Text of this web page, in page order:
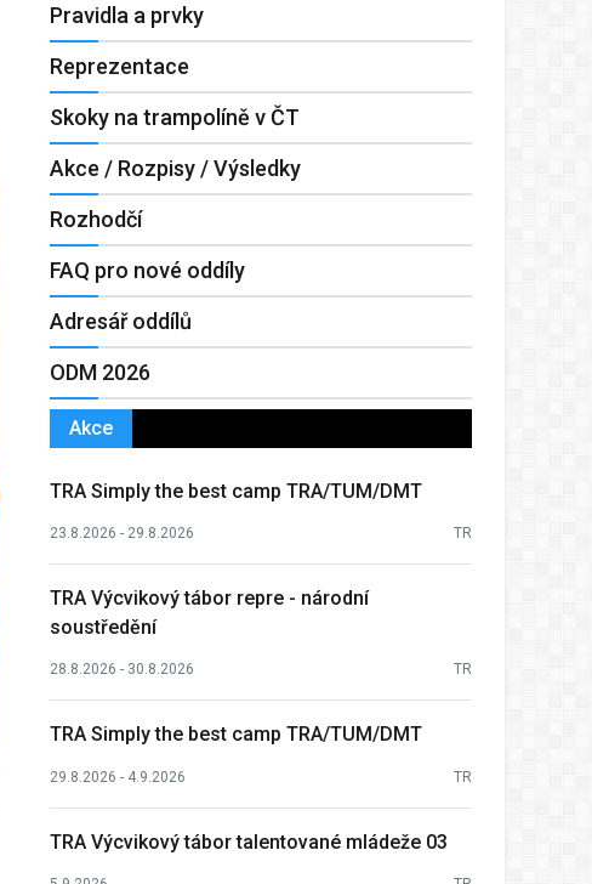
Pravidla a prvky
Reprezentace
Skoky na trampolíně v ČT
Akce / Rozpisy / Výsledky
Rozhodčí
FAQ pro nové oddíly
Adresář oddílů
ODM 2026
Akce
TRA Simply the best camp TRA/TUM/DMT
23.8.2026 - 29.8.2026 TR
TRA Výcvikový tábor repre - národní
soustředění
28.8.2026 - 30.8.2026 TR
TRA Simply the best camp TRA/TUM/DMT
29.8.2026 - 4.9.2026 TR
TRA Výcvikový tábor talentované mládeže 03